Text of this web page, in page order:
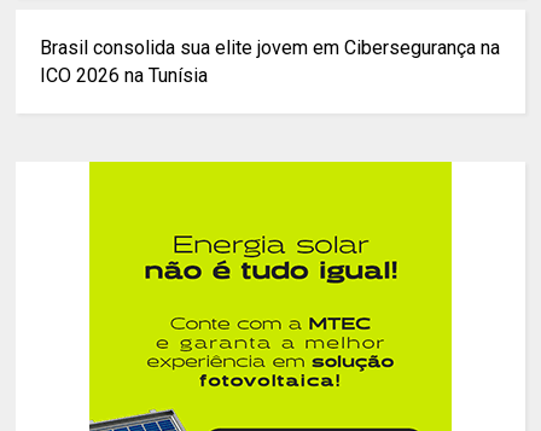
Brasil consolida sua elite jovem em Cibersegurança na
ICO 2026 na Tunísia